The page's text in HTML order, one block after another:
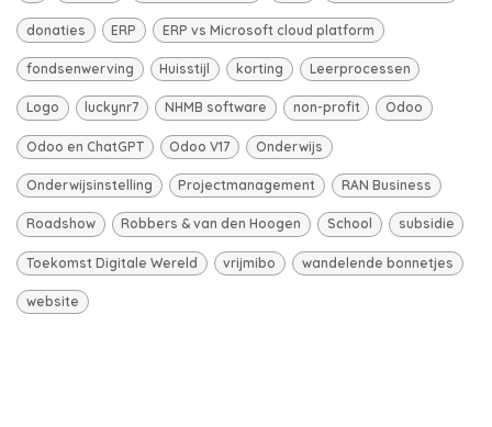
donaties ERP ERP vs Microsoft cloud platform
fondsenwerving Huisstijl korting Leerprocessen
Logo luckynr7 NHMB software non-profit Odoo
Odoo en ChatGPT Odoo V17 Onderwijs
Onderwijsinstelling Projectmanagement RAN Business
Roadshow Robbers & van den Hoogen School subsidie
Toekomst Digitale Wereld vrijmibo wandelende bonnetjes
website